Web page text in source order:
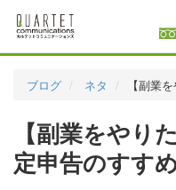
実績・お客様の声
初めて導入をお考えの方
ブログ ネタ 【副業
【副業をやり
定申告のすす